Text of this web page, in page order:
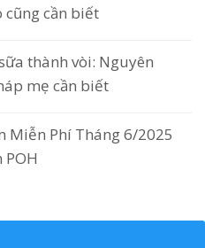
cũng cần biết
thành vòi: Nguyên
mẹ cần biết
Miễn Phí Tháng 6/2025
POH